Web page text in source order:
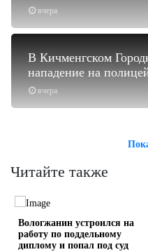
вчера
вчера
В Кичменгском
нападение на
Читайте также
Вологжанин устроился на
работу по поддельному
диплому и попал под суд